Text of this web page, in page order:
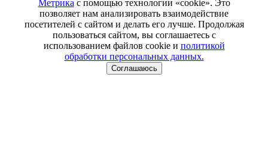
Метрика с помощью технологии «cookie». Это
позволяет нам анализировать взаимодействие
посетителей с сайтом и делать его лучше. Продолжая
пользоваться сайтом, вы соглашаетесь с
использованием файлов cookie и политикой
обработки персональных данных.
Соглашаюсь